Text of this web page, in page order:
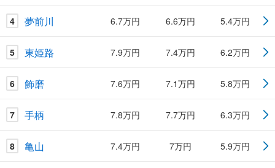
4 夢前川 6.7万円 6.6万円 5.4万円
5 東姫路 7.9万円 7.4万円 6.2万円
6 飾磨 7.6万円 7.1万円 5.8万円
7 手柄 7.8万円 7.7万円 6.3万円
8 亀山 7.4万円 7万円 5.9万円